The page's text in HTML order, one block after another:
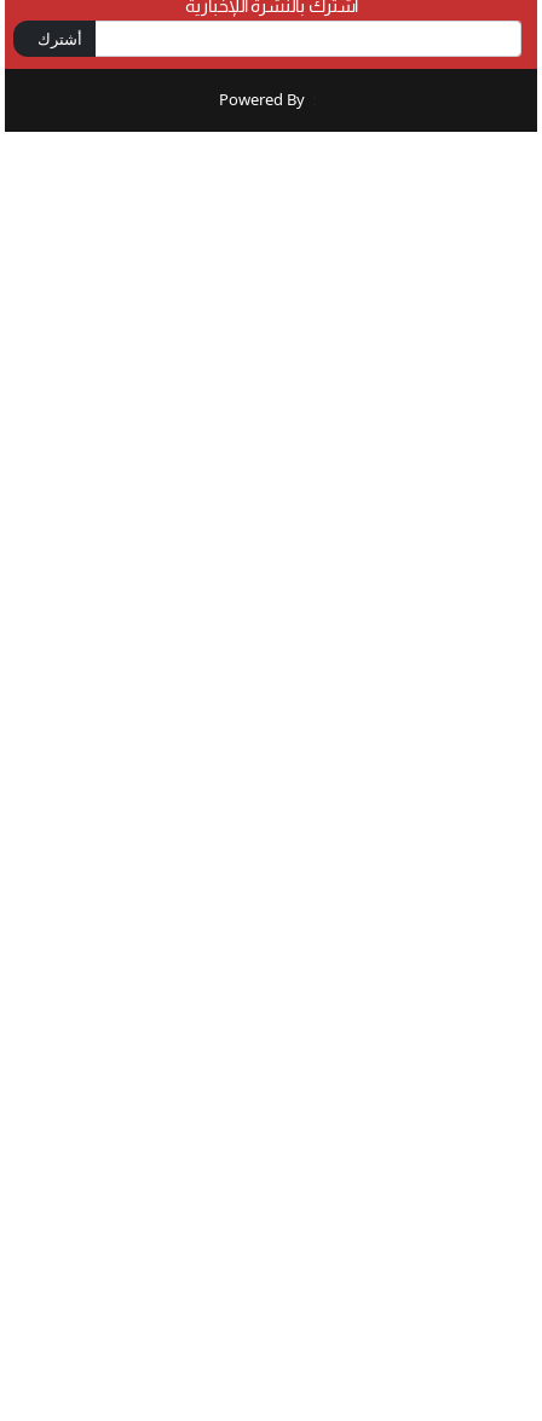
اشترك بالنشرة اللإخبارية
أشترك
Powered By